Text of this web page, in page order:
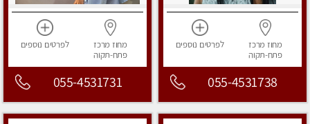
מחוז מרכז
פתח-תקוה
לפרטים נוספים
055-4531738
מחוז מרכז
פתח-תקוה
לפרטים נוספים
055-4531731